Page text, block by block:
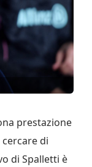
prestazione
di
di Spalletti è